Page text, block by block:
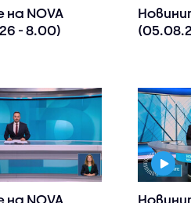
NOVA
- 8.00)
NOVA